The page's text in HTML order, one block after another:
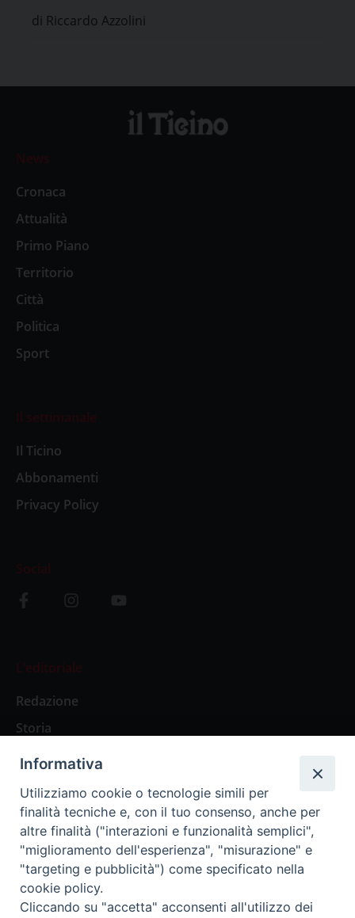
di Riccardo Azzolini
News
Cronaca
Attualità
Primo Piano
Territorio
Città
Politica
Sport
Il settimanale
Il Ticino
Abbonamenti
Privacy Policy
Social
L’editoriale
Redazione
Storia
Abbonamenti
Abbonamento Annuale Digitale
Abbonamento Annuale Cartaceo
Abbonamento Singola Copia Digitale
Informativa
Utilizziamo cookie o tecnologie simili per
finalità tecniche e, con il tuo consenso, anche per
altre finalità ("interazioni e funzionalità semplici",
"miglioramento dell'esperienza", "misurazione" e
"targeting e pubblicità") come specificato nella
cookie policy.
Cliccando su "accetta" acconsenti all'utilizzo dei